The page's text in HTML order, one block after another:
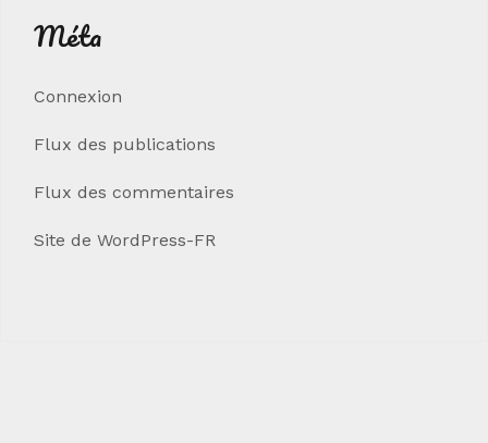
Méta
Connexion
Flux des publications
Flux des commentaires
Site de WordPress-FR